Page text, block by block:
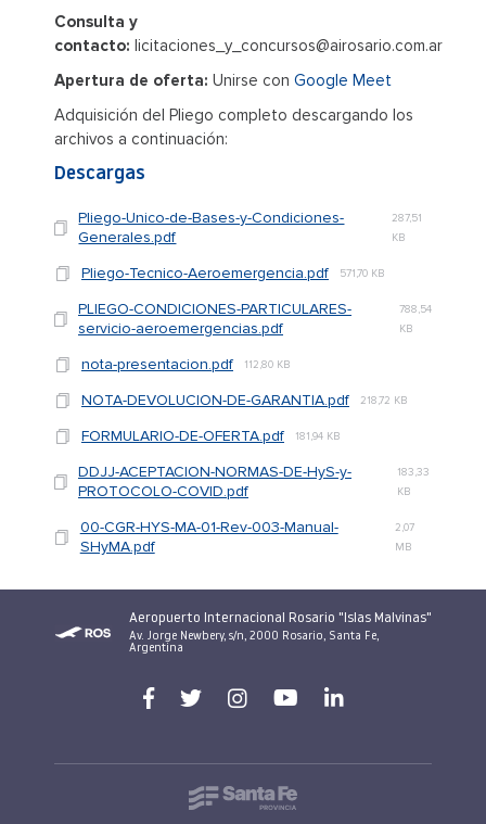
Consulta y
contacto: licitaciones_y_concursos@airosario.com.ar
Apertura de oferta: Unirse con Google Meet
Adquisición del Pliego completo descargando los
archivos a continuación:
Descargas
Pliego-Unico-de-Bases-y-Condiciones-
Generales.pdf
287,51
KB
Pliego-Tecnico-Aeroemergencia.pdf 571,70 KB
PLIEGO-CONDICIONES-PARTICULARES-
servicio-aeroemergencias.pdf
788,54
KB
nota-presentacion.pdf 112,80 KB
NOTA-DEVOLUCION-DE-GARANTIA.pdf 218,72 KB
FORMULARIO-DE-OFERTA.pdf 181,94 KB
DDJJ-ACEPTACION-NORMAS-DE-HyS-y-
PROTOCOLO-COVID.pdf
183,33
KB
00-CGR-HYS-MA-01-Rev-003-Manual-
SHyMA.pdf
2,07
MB
Aeropuerto Internacional Rosario "Islas Malvinas"
Av. Jorge Newbery, s/n, 2000 Rosario, Santa Fe,
Argentina